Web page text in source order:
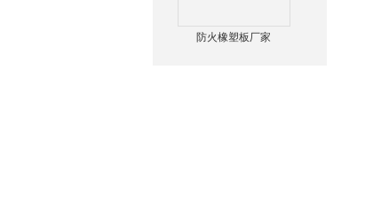
防火橡塑板厂家